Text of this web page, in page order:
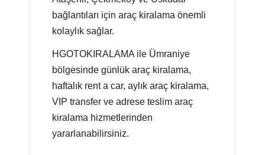
bağlantıları için araç kiralama önemli
kolaylık sağlar.
HGOTOKIRALAMA ile Ümraniye
bölgesinde günlük araç kiralama,
haftalık rent a car, aylık araç kiralama,
VIP transfer ve adrese teslim araç
kiralama hizmetlerinden
yararlanabilirsiniz.